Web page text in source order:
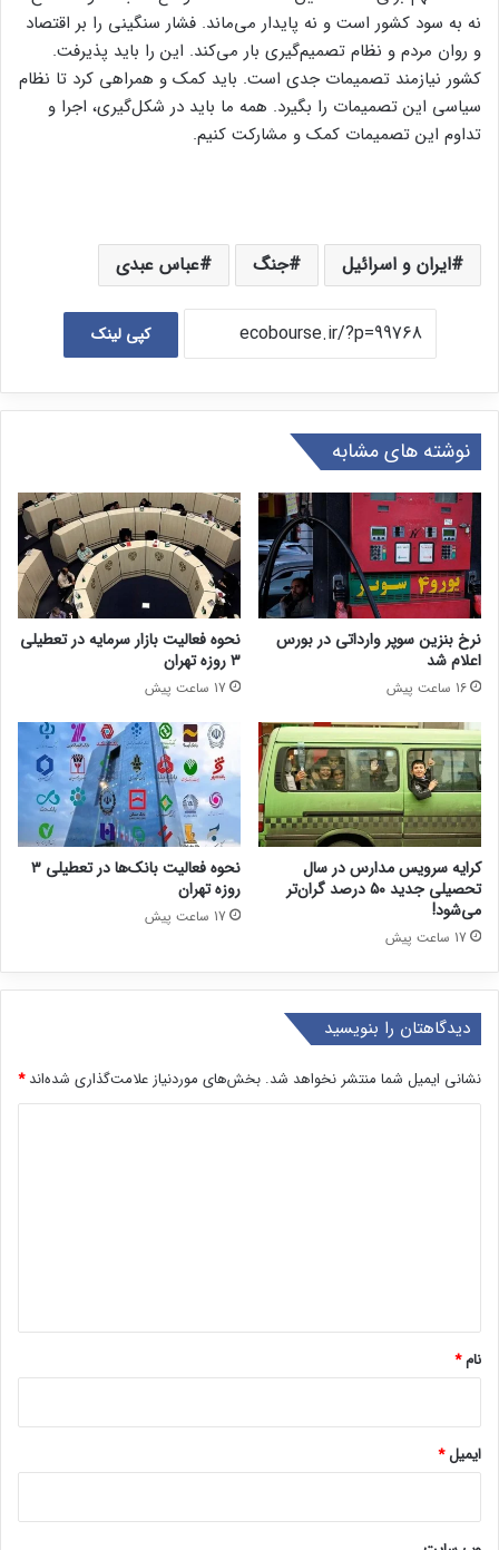
نه به سود کشور است و نه پایدار می‌ماند. فشار سنگینی را بر اقتصاد
و روان مردم و نظام تصمیم‌گیری بار می‌کند. این را باید پذیرفت.
کشور نیازمند تصمیمات جدی است. باید کمک و همراهی کرد تا نظام
سیاسی این تصمیمات را بگیرد. همه ما باید در شکل‌گیری، اجرا و
تداوم این تصمیمات کمک و مشارکت کنیم.
ایران و اسرائیل جنگ عباس عبدی
کپی لینک
نوشته های مشابه
نرخ بنزین سوپر وارداتی در بورس
اعلام شد
16 ساعت پیش
نحوه فعالیت بازار سرمایه در تعطیلی
۳ روزه تهران
17 ساعت پیش
کرایه سرویس مدارس در سال
تحصیلی جدید ۵۰ درصد گران‌تر
می‌شود!
17 ساعت پیش
نحوه فعالیت بانک‌ها در تعطیلی ۳
روزه تهران
17 ساعت پیش
دیدگاهتان را بنویسید
نشانی ایمیل شما منتشر نخواهد شد. بخش‌های موردنیاز علامت‌گذاری شده‌اند*
نام*
ایمیل*